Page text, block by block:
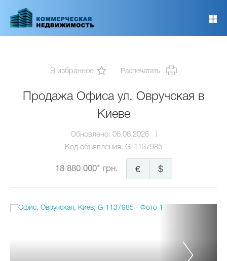
основному
В избранное Распечатать
Продажа Офиса ул. Овручская в
Киеве
Обновлено: 06.08.2026
Код объявления: G-1137985
18 880 000* грн. $
€